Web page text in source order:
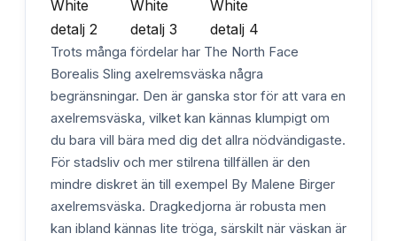
Trots många fördelar har The North Face
Borealis Sling axelremsväska några
begränsningar. Den är ganska stor för att vara en
axelremsväska, vilket kan kännas klumpigt om
du bara vill bära med dig det allra nödvändigaste.
För stadsliv och mer stilrena tillfällen är den
mindre diskret än till exempel By Malene Birger
axelremsväska. Dragkedjorna är robusta men
kan ibland kännas lite tröga, särskilt när väskan är